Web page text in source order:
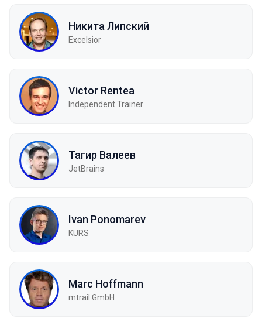
Никита Липский
Excelsior
Victor Rentea
Independent Trainer
Тагир Валеев
JetBrains
Ivan Ponomarev
KURS
Marc Hoffmann
mtrail GmbH